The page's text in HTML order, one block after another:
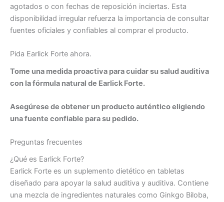
agotados o con fechas de reposición inciertas. Esta
disponibilidad irregular refuerza la importancia de consultar
fuentes oficiales y confiables al comprar el producto.
Pida Earlick Forte ahora.
Tome una medida proactiva para cuidar su salud auditiva
con la fórmula natural de Earlick Forte.
Asegúrese de obtener un producto auténtico eligiendo
una fuente confiable para su pedido.
Preguntas frecuentes
¿Qué es Earlick Forte?
Earlick Forte es un suplemento dietético en tabletas
diseñado para apoyar la salud auditiva y auditiva. Contiene
una mezcla de ingredientes naturales como Ginkgo Biloba,